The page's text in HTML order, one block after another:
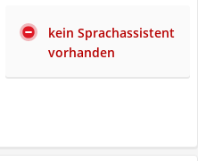
kein Sprachassistent
vorhanden